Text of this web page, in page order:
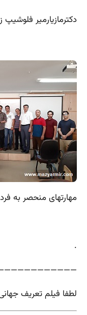
دکترمازیارمیر
مهارتهای منحصر به
.
لطفا فیلم تعریف